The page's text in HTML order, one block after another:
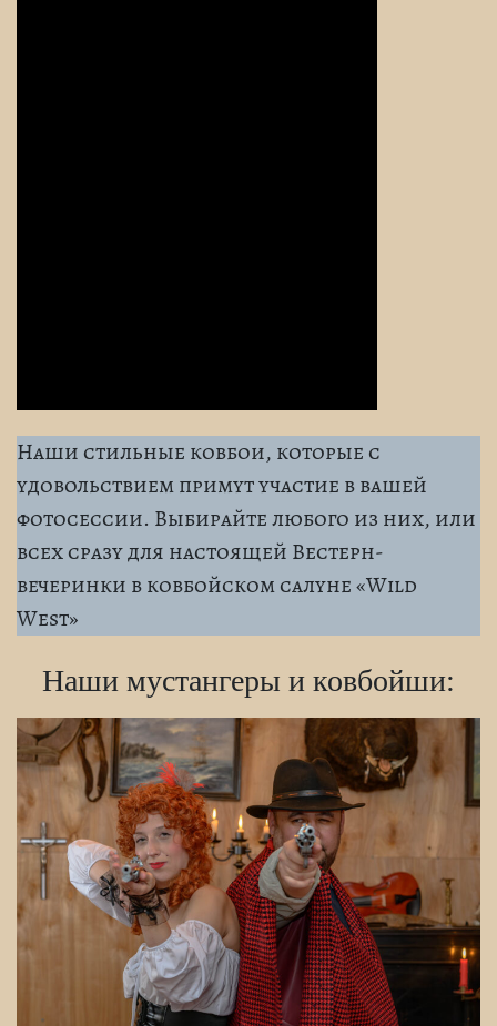
Наши стильные ковбои, которые с
удовольствием примут участие в вашей
фотосессии. Выбирайте любого из них, или
всех сразу для настоящей Вестерн-
вечеринки в ковбойском салуне «Wild
West»
Наши мустангеры и ковбойши: